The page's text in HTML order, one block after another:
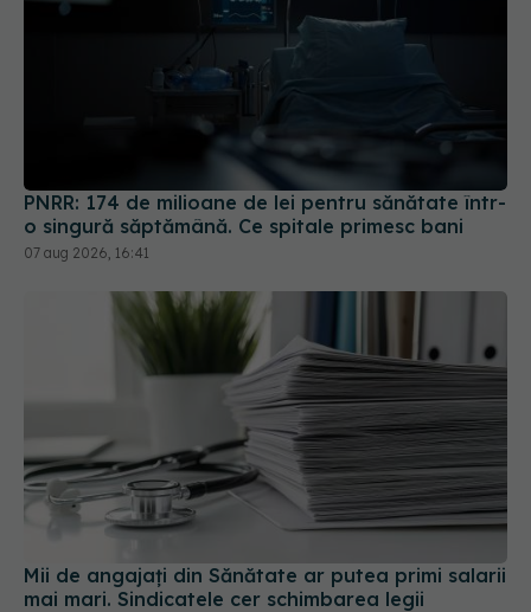
PNRR: 174 de milioane de lei pentru sănătate într-
o singură săptămână. Ce spitale primesc bani
07 aug 2026, 16:41
Mii de angajați din Sănătate ar putea primi salarii
mai mari. Sindicatele cer schimbarea legii